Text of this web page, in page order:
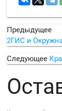
Предыдущее
2ГИС и
Следующее